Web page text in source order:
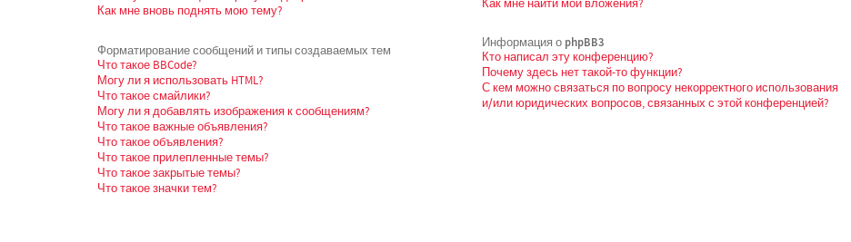
Как мне вновь поднять мою тему?
Форматирование сообщений и типы создаваемых тем
Что такое BBCode?
Могу ли я использовать HTML?
Что такое смайлики?
Могу ли я добавлять изображения к сообщениям?
Что такое важные объявления?
Что такое объявления?
Что такое прилепленные темы?
Что такое закрытые темы?
Что такое значки тем?
Как мне найти мои вложения?
Информация о phpBB3
Кто написал эту конференцию?
Почему здесь нет такой-то функции?
С кем можно связаться по вопросу некорректного использования
и/или юридических вопросов, связанных с этой конференцией?